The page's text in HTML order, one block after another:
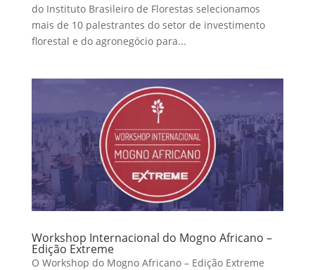
do Instituto Brasileiro de Florestas selecionamos
mais de 10 palestrantes do setor de investimento
florestal e do agronegócio para...
Workshop Internacional do Mogno Africano –
Edição Extreme
O Workshop do Mogno Africano – Edição Extreme